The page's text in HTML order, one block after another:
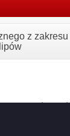
z zakresu
wspomagania